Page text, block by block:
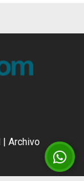
Archivo